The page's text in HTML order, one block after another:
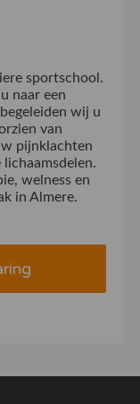
sportschool.
naar een
wij u
van
pijnklachten
welness en
in Almere.